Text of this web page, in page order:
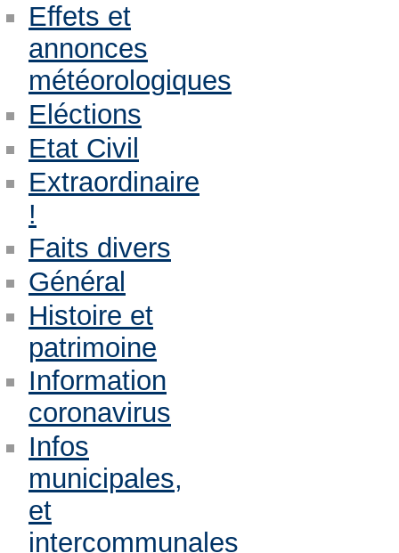
Effets et
annonces
météorologiques
Eléctions
Etat Civil
Extraordinaire
!
Faits divers
Général
Histoire et
patrimoine
Information
coronavirus
Infos
municipales,
et
intercommunales